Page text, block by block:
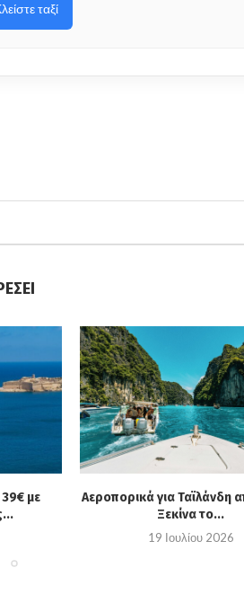
ταξί
με
Αεροπορικά για Ταϊλάνδη
Ξεκίνα το...
19 Ιουλίου 2026